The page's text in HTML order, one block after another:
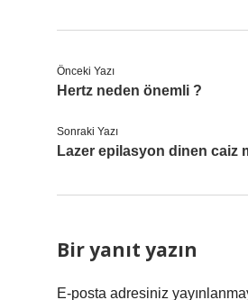
Önceki Yazı
Hertz neden önemli ?
Sonraki Yazı
Lazer epilasyon dinen caiz
Bir yanıt yazın
E-posta adresiniz